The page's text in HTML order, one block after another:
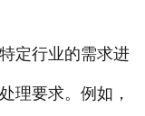
定行业的需求进
理要求。例如，